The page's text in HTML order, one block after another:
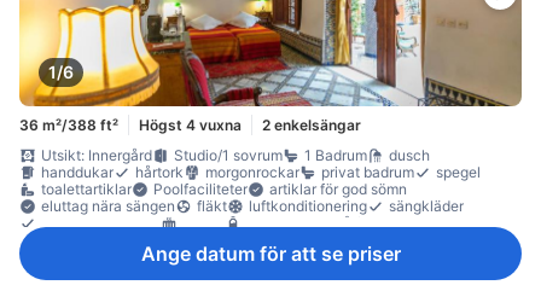
1/6
36 m²/388 ft² Högst 4 vuxna
2 enkelsängar
Utsikt: Innergård
Studio/1 sovrum 1 Badrum
dusch
handdukar
hårtork morgonrockar privat badrum
spegel
toalettartiklar
Poolfaciliteter
artiklar för god sömn
eluttag nära sängen
fläkt luftkonditionering
sängkläder
väckningsservice
värme
gratis vatten på flaska
omklädningsrum
värdeskåp för laptop värdeskåp på rummet
Ange datum för att se priser